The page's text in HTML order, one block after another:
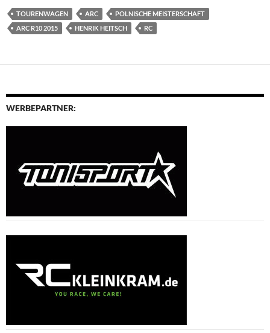
TOURENWAGEN ARC
POLNISCHE MEISTERSCHAFT
ARC R10 2015
HENRIK HEITSCH RC
WERBEPARTNER: